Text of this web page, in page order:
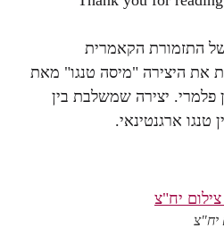
התזמורת הקאמרית
את היצירה "מיסה טנגו" מאת
פלמרי. יצירה שמשלבת בין
טנגו ארגנטינאי.
יח"צ